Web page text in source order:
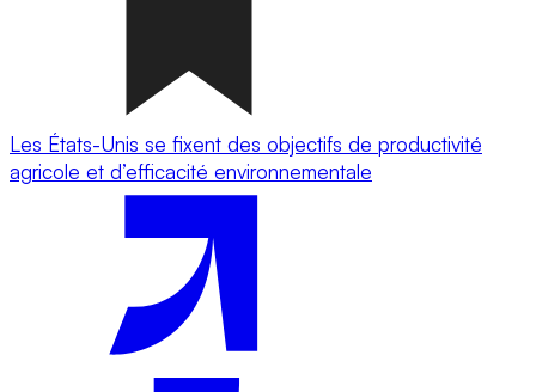
Les États-Unis se fixent des objectifs de productivité
agricole et d’efficacité environnementale